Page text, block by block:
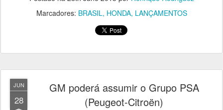
Marcadores: BRASIL HONDA LANÇAMENTOS
JUN
28
GM poderá assumir o Grupo PSA
(Peugeot-Citroën)